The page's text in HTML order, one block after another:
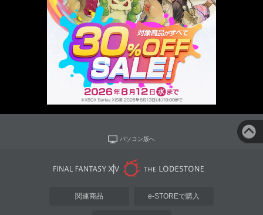
パソコン版へ
関連商品 e-STOREで購入